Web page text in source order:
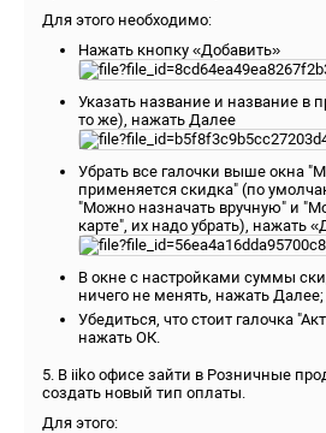
Для этого необходимо:
Нажать кнопку «Добавить»
Указать название и название в
то же), нажать Далее
Убрать все галочки выше окна
применяется скидка" (по
"Можно назначать вручную" и
карте", их надо убрать), нажать
В окне с настройками суммы
ничего не менять, нажать Далее;
Убедиться, что стоит галочка
нажать ОК.
5. В iiko офисе зайти в Розничные
создать новый тип оплаты.
Для этого: